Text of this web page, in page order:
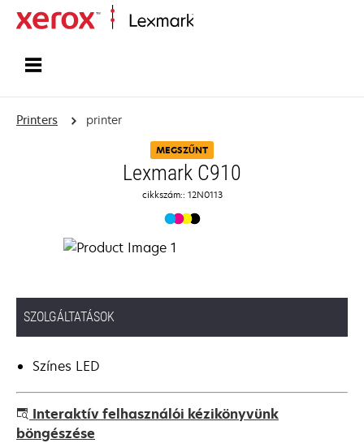
Printers printer
MEGSZŰNT
Lexmark C910
cikkszám:: 12N0113
SZOLGÁLTATÁSOK
Színes LED
Interaktív felhasználói kézikönyvünk
böngészése